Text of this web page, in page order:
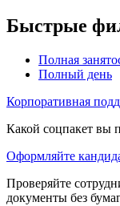
Быстрые
Полная
Полный день
Корпоративная
Какой соцпакет вы
Оформляйте
Проверяйте
документы без